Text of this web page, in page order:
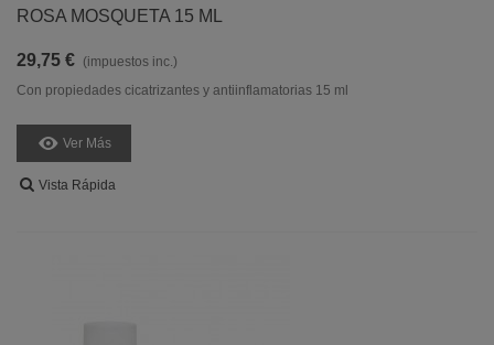
ROSA MOSQUETA 15 ML
29,75 € (impuestos inc.)
Con propiedades cicatrizantes y antiinflamatorias 15 ml
Ver Más
Vista Rápida